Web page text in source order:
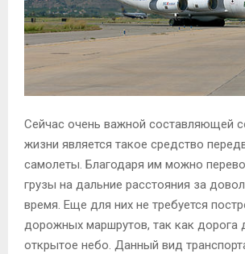
М
Н
Ю
Сейчас очень важной составляющей
жизни является такое средство
самолеты. Благодаря им можно
грузы на дальние расстояния за
время. Еще для них не требуется
дорожных маршрутов, так как дорога
открытое небо. Данный вид